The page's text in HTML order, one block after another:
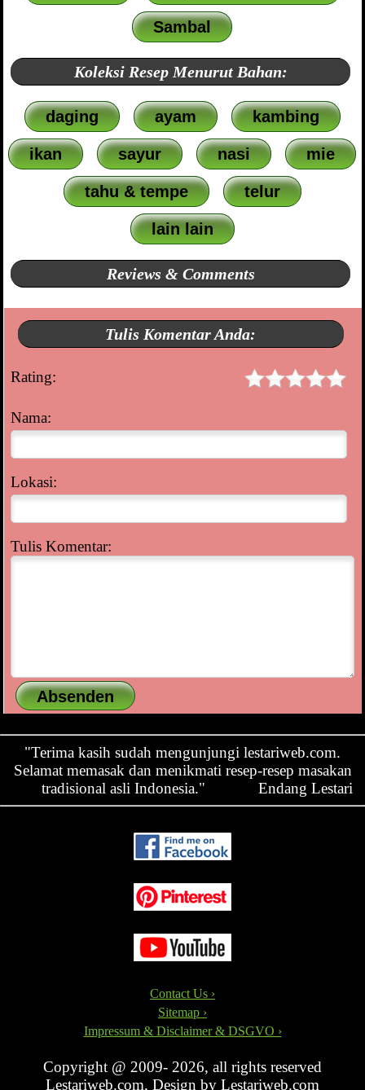
Sambal
Koleksi Resep Menurut Bahan:
daging ayam kambing
ikan sayur nasi mie
tahu & tempe telur
lain lain
Reviews & Comments
Tulis Komentar Anda:
Rating:
Nama:
Lokasi:
Tulis Komentar:
"Terima kasih sudah mengunjungi lestariweb.com.
Selamat memasak dan menikmati resep-resep masakan
tradisional asli Indonesia."
Endang Lestari
Contact Us ›
Sitemap ›
Impressum & Disclaimer & DSGVO ›
Copyright @ 2009- 2026, all rights reserved
Lestariweb.com, Design by Lestariweb.com